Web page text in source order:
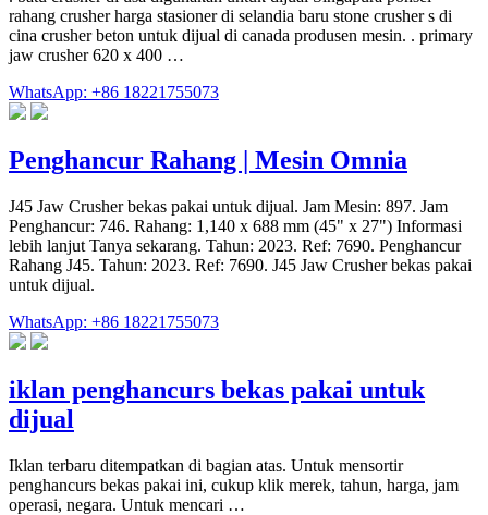
rahang crusher harga stasioner di selandia baru stone crusher s di
cina crusher beton untuk dijual di canada produsen mesin. . primary
jaw crusher 620 x 400 …
WhatsApp: +86 18221755073
Penghancur Rahang | Mesin Omnia
J45 Jaw Crusher bekas pakai untuk dijual. Jam Mesin: 897. Jam
Penghancur: 746. Rahang: 1,140 x 688 mm (45" x 27") Informasi
lebih lanjut Tanya sekarang. Tahun: 2023. Ref: 7690. Penghancur
Rahang J45. Tahun: 2023. Ref: 7690. J45 Jaw Crusher bekas pakai
untuk dijual.
WhatsApp: +86 18221755073
iklan penghancurs bekas pakai untuk
dijual
Iklan terbaru ditempatkan di bagian atas. Untuk mensortir
penghancurs bekas pakai ini, cukup klik merek, tahun, harga, jam
operasi, negara. Untuk mencari …